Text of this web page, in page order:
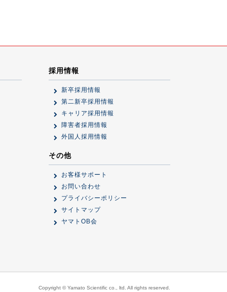
採用情報
新卒採用情報
第二新卒採用情報
キャリア採用情報
障害者採用情報
外国人採用情報
その他
お客様サポート
お問い合わせ
プライバシーポリシー
サイトマップ
ヤマトOB会
Copyright © Yamato Scientific co., ltd. All rights reserved.